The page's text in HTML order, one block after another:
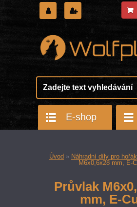
E-shop
Úvod » Náhradní díly pro
M6x0,6x28 mm, E-
Průvlak
mm, E-